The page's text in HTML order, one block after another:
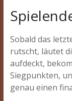
Sobald das
rutscht, läutet
aufdeckt,
Siegpunkten,
genau einen